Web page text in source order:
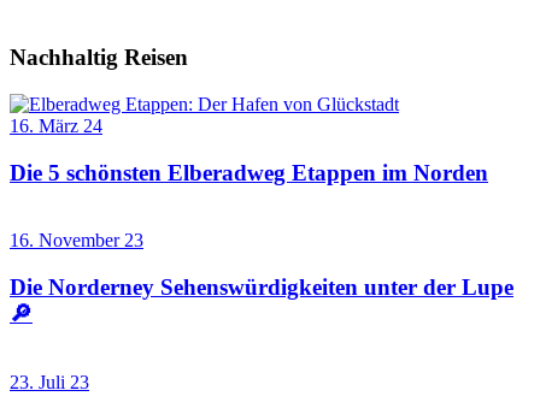
Nachhaltig Reisen
16. März 24
Die 5 schönsten Elberadweg Etappen im Norden
16. November 23
Die Norderney Sehenswürdigkeiten unter der Lupe
🔎
23. Juli 23